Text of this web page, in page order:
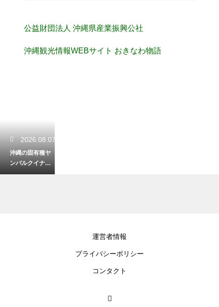
公益財団法人 沖縄県産業振興公社
沖縄観光情報WEBサイト おきなわ物語
2026.08.07
沖縄の固有種ヤ
ンバルクイナの
生息地はどこ？
運営者情報
プライバシーポリシー
コンタクト